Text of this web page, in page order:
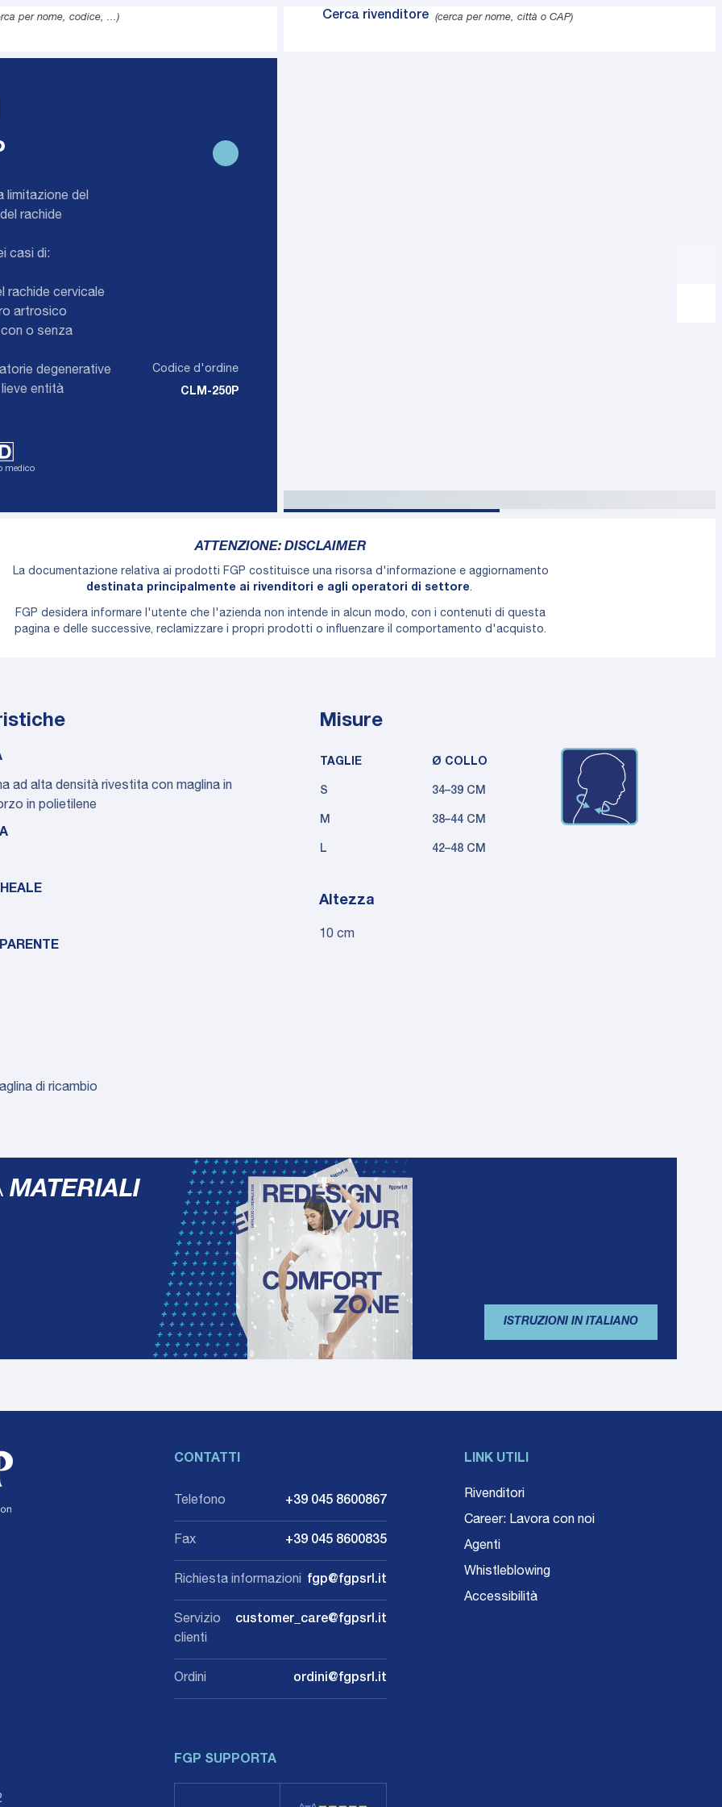
Spalla
per nome, codice, ...) Cerca rivenditore (cerca per nome, città o CAP)
limitazione del
rachide
casi di:
rachide cervicale
artrosico
o senza
degenerative
entità
Codice d'ordine
CLM-250P
medico
ATTENZIONE: DISCLAIMER
La documentazione relativa ai prodotti FGP costituisce una risorsa d'informazione e aggiornamento
destinata principalmente ai rivenditori e agli operatori di settore.
FGP desidera informare l'utente che l'azienda non intende in alcun modo, con i contenuti di questa
pagina e delle successive, reclamizzare i propri prodotti o influenzare il comportamento d'acquisto.
ad alta densità rivestita con maglina in
in polietilene
di ricambio
Misure
TAGLIE Ø COLLO
S 34–39 CM
M 38–44 CM
L 42–48 CM
Altezza
10 cm
MATERIALI
ISTRUZIONI IN ITALIANO
CONTATTI
Telefono +39 045 8600867
Fax +39 045 8600835
Richiesta informazioni fgp@fgpsrl.it
Servizio
clienti
customer_care@fgpsrl.it
Ordini ordini@fgpsrl.it
FGP SUPPORTA
LINK UTILI
Rivenditori
Career: Lavora con noi
Agenti
Whistleblowing
Accessibilità